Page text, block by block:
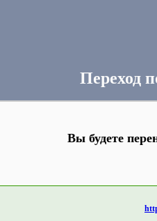
Переход
Вы будете